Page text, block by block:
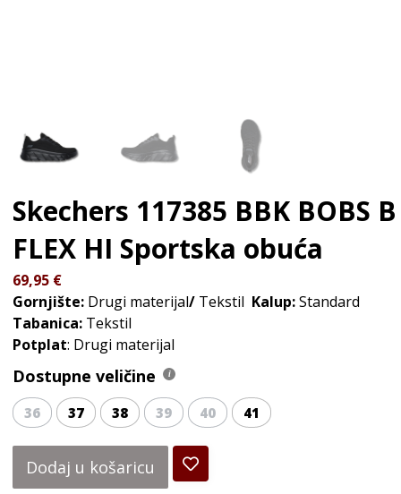
Skechers 117385 BBK BOBS B
FLEX HI Sportska obuća
69,95 €
Gornjište: Drugi materijal/ Tekstil Kalup:Standard
Tabanica: Tekstil
Potplat: Drugi materijal
Dostupne veličine
36 37 38 39 40 41
Dodaj u košaricu